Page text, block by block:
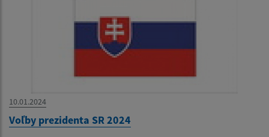
10.01.2024
Voľby prezidenta SR 2024